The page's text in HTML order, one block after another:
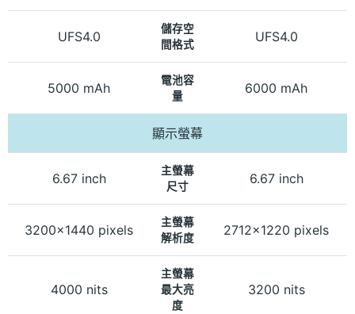
UFS4.0
儲存空
間格式
UFS4.0
5000 mAh
電池容
量
6000 mAh
顯示螢幕
6.67 inch
主螢幕
尺寸
6.67 inch
3200x1440 pixels
主螢幕
解析度
2712x1220 pixels
4000 nits
主螢幕
最大亮
度
3200 nits